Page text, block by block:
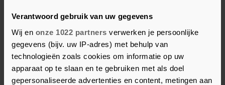
Verantwoord gebruik van uw gegevens
Wij en onze 1022 partners verwerken je persoonlijke
gegevens (bijv. uw IP-adres) met behulp van
technologieën zoals cookies om informatie op uw
apparaat op te slaan en te gebruiken met als doel
gepersonaliseerde advertenties en content, metingen aan